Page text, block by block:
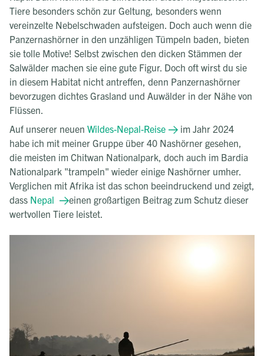
Tiere besonders schön zur Geltung, besonders wenn
vereinzelte Nebelschwaden aufsteigen. Doch auch wenn die
Panzernashörner in den unzähligen Tümpeln baden, bieten
sie tolle Motive! Selbst zwischen den dicken Stämmen der
Salwälder machen sie eine gute Figur. Doch oft wirst du sie
in diesem Habitat nicht antreffen, denn Panzernashörner
bevorzugen dichtes Grasland und Auwälder in der Nähe von
Flüssen.
Auf unserer neuen Wildes-Nepal-Reise
im Jahr 2024
habe ich mit meiner Gruppe über 40 Nashörner gesehen,
die meisten im Chitwan Nationalpark, doch auch im Bardia
Nationalpark "trampeln" wieder einige Nashörner umher.
Verglichen mit Afrika ist das schon beeindruckend und zeigt,
dass Nepal
einen großartigen Beitrag zum Schutz dieser
wertvollen Tiere leistet.